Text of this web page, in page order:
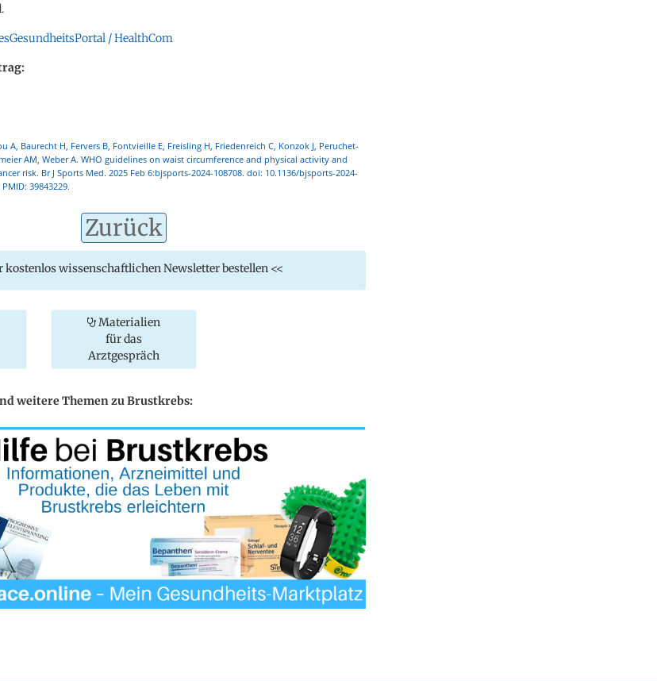
/ HealthCom
A, Baurecht H, Fervers B, Fontvieille E, Freisling H, Friedenreich C, Konzok J, Peruchet-
AM, Weber A. WHO guidelines on waist circumference and physical activity and
risk. Br J Sports Med. 2025 Feb 6:bjsports-2024-108708. doi: 10.1136/bjsports-2024-
39843229.
Zurück
kostenlos wissenschaftlichen Newsletter bestellen <<
Materialien
für das
Arztgespräch
weitere Themen zu Brustkrebs: